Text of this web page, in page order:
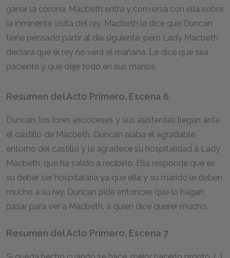
ganar la corona. Macbeth entra y conversa con ella sobre
la inminente visita del rey. Macbeth le dice que Duncan
tiene pensado partir al día siguiente, pero Lady Macbeth
declara que el rey no verá el mañana. Le dice que sea
paciente y que deje todo en sus manos.
Resumen del Acto Primero, Escena 6
Duncan, los lores escoceses y sus asistentes llegan ante
el castillo de Macbeth. Duncan alaba el agradable
entorno del castillo y le agradece su hospitalidad a Lady
Macbeth, que ha salido a recibirlo. Ella responde que es
su deber ser hospitalaria ya que ella y su marido le deben
mucho a su rey. Duncan pide entonces que lo hagan
pasar para ver a Macbeth, a quien dice querer mucho.
Resumen del Acto Primero, Escena 7